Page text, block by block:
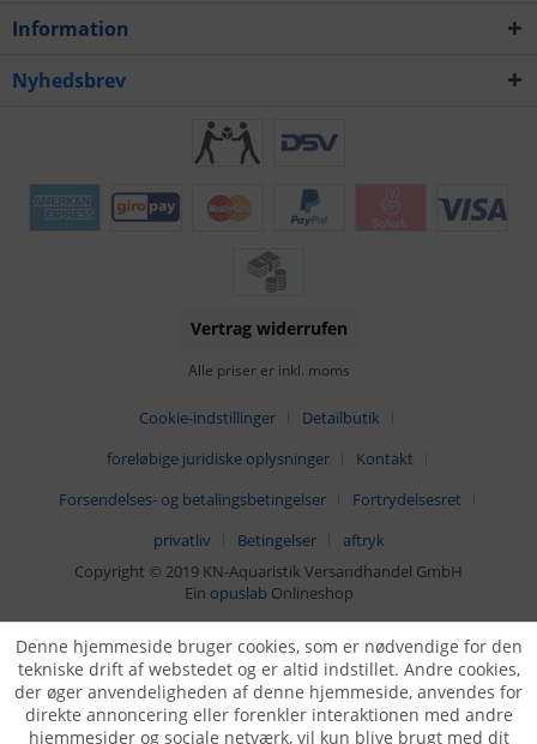
Information
Nyhedsbrev
Vertrag widerrufen
Alle priser er inkl. moms
Cookie-indstillinger
Detailbutik
foreløbige juridiske oplysninger
Kontakt
Forsendelses- og betalingsbetingelser
Fortrydelsesret
privatliv
Betingelser
aftryk
Copyright © 2019 KN-Aquaristik Versandhandel GmbH
Ein opuslab Onlineshop
Denne hjemmeside bruger cookies, som er nødvendige for den
tekniske drift af webstedet og er altid indstillet. Andre cookies,
der øger anvendeligheden af denne hjemmeside, anvendes for
direkte annoncering eller forenkler interaktionen med andre
hjemmesider og sociale netværk, vil kun blive brugt med dit